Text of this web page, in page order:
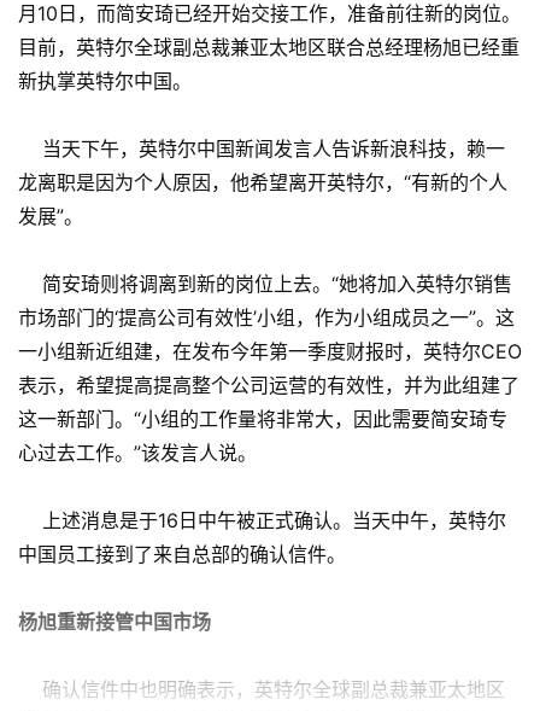
月10日，而简安琦已经开始交接工作，准备前往新的岗位。
目前，英特尔全球副总裁兼亚太地区联合总经理杨旭已经重
新执掌英特尔中国。
当天下午，英特尔中国新闻发言人告诉新浪科技，赖一
龙离职是因为个人原因，他希望离开英特尔，“有新的个人
发展”。
简安琦则将调离到新的岗位上去。“她将加入英特尔销售
市场部门的‘提高公司有效性’小组，作为小组成员之一”。这
一小组新近组建，在发布今年第一季度财报时，英特尔CEO
表示，希望提高提高整个公司运营的有效性，并为此组建了
这一新部门。“小组的工作量将非常大，因此需要简安琦专
心过去工作。”该发言人说。
上述消息是于16日中午被正式确认。当天中午，英特尔
中国员工接到了来自总部的确认信件。
杨旭重新接管中国市场
确认信件中也明确表示，英特尔全球副总裁兼亚太地区